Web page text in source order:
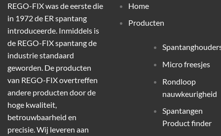
REGO-FIX was de eerste die
in 1972 de ER spantang
introduceerde. Inmiddels is
de REGO-FIX spantang de
industrie standaard
geworden. De producten
van REGO-FIX overtreffen
andere producten door de
hoge kwaliteit,
betrouwbaarheid en
precisie. Wij leveren aan
Home
Producten
Micro freesjes
Rondloop
nauwkeurigheid
Spantangen
Product finder